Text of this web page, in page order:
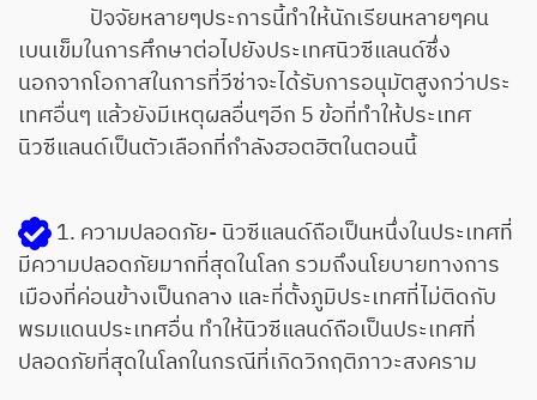
ปัจจัยหลายๆประการนี้ทำให้นักเรียนหลายๆคน
เบนเข็มในการศึกษาต่อไปยังประเทศนิวซีแลนด์ซึ่ง
นอกจากโอกาสในการที่วีซ่าจะได้รับการอนุมัตสูงกว่าประ
เทศอื่นๆ แล้วยังมีเหตุผลอื่นๆอีก 5 ข้อที่ทำให้ประเทศ
นิวซีแลนด์เป็นตัวเลือกที่กำลังฮอตฮิตในตอนนี้
1. ความปลอดภัย- นิวซีแลนด์ถือเป็นหนึ่งในประเทศที่
มีความปลอดภัยมากที่สุดในโลก รวมถึงนโยบายทางการ
เมืองที่ค่อนข้างเป็นกลาง และที่ตั้งภูมิประเทศที่ไม่ติดกับ
พรมแดนประเทศอื่น ทำให้นิวซีแลนด์ถือเป็นประเทศที่
ปลอดภัยที่สุดในโลกในกรณีที่เกิดวิกฤติภาวะสงคราม